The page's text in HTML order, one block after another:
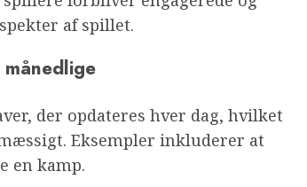
af spillet.
der opdateres hver dag, hvilket
Eksempler inkluderer at
en kamp.